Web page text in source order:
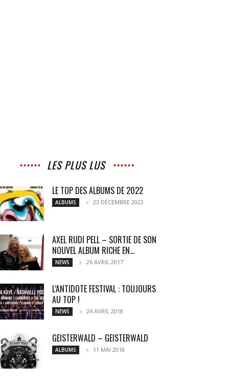
LES PLUS LUS
LE TOP DES ALBUMS DE 2022
ALBUMS 23 DÉCEMBRE 2022
AXEL RUDI PELL – SORTIE DE SON
NOUVEL ALBUM RICHE EN...
NEWS 26 AVRIL 2017
L’ANTIDOTE FESTIVAL : TOUJOURS
AU TOP !
NEWS 24 AVRIL 2018
GEISTERWALD – GEISTERWALD
ALBUMS 11 MAI 2018